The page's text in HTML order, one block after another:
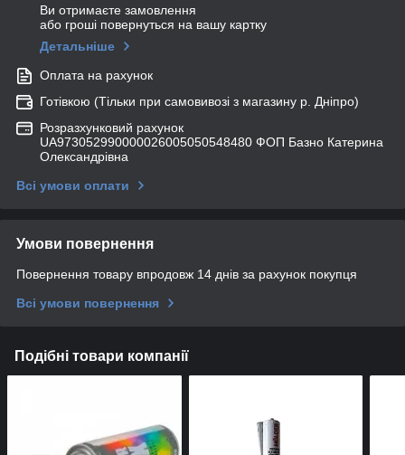
Ви отримаєте замовлення
або гроші повернуться на вашу картку
Детальніше
Оплата на рахунок
Готівкою (Тільки при самовивозі з магазину р. Дніпро)
Розразхунковий рахунок
UA973052990000026005050548480 ФОП Базно Катерина
Олександрівна
Всі умови оплати
Умови повернення
Повернення товару впродовж 14 днів за рахунок покупця
Всі умови повернення
Подібні товари компанії